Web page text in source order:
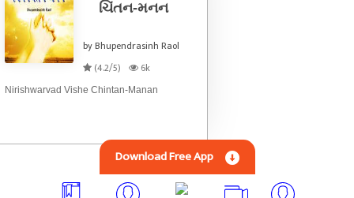
ચિંતન-મનન
by Bhupendrasinh Raol
(4.2/5)
6k
Nirishwarvad Vishe Chintan-Manan
Download Free App